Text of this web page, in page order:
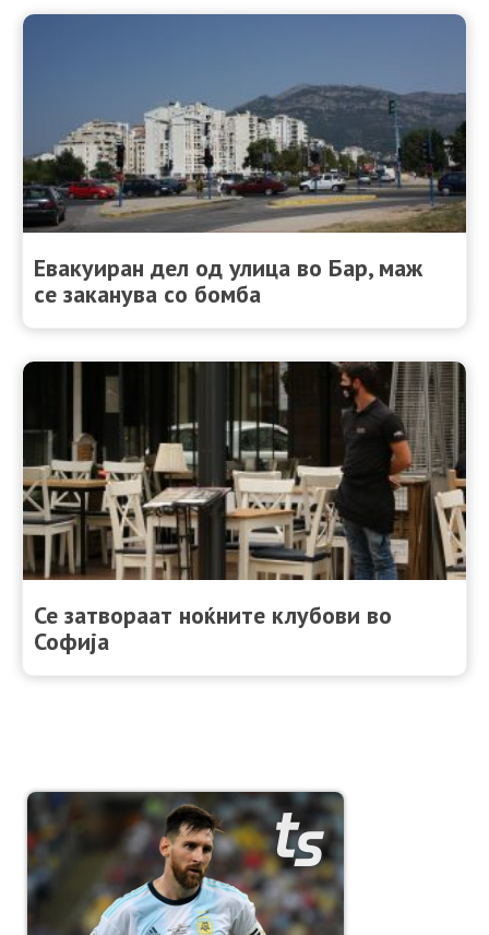
Евакуиран дел од улица во Бар, маж
се заканува со бомба
Се затвораат ноќните клубови во
Софија